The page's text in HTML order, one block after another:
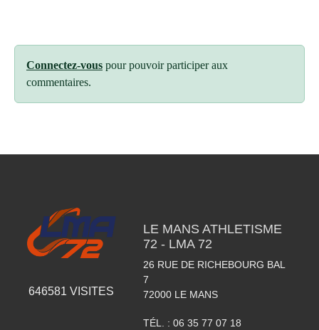
Connectez-vous pour pouvoir participer aux
commentaires.
646581 VISITES
LE MANS ATHLETISME
72 - LMA 72
26 RUE DE RICHEBOURG BAL
7
72000 LE MANS
TÉL. : 06 35 77 07 18